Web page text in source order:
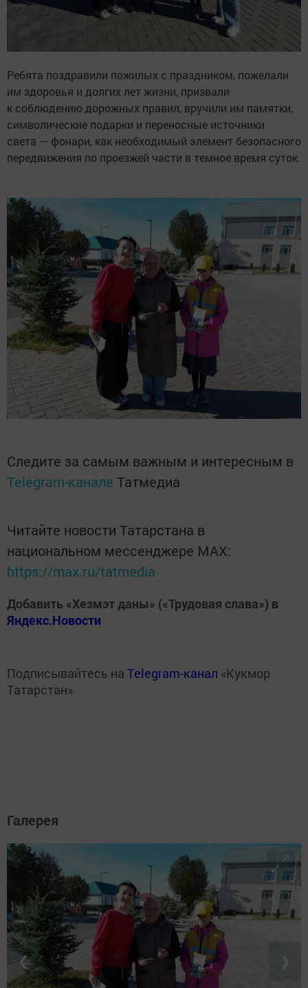
Ребята поздравили пожилых с праздником, пожелали
им здоровья и долгих лет жизни, призвали
к соблюдению дорожных правил, вручили им памятки,
символические подарки и переносные источники
света — фонари, как необходимый элемент безопасного
передвижения по проезжей части в темное время суток.
Следите за самым важным и интересным в
Telegram-канале Татмедиа
Читайте новости Татарстана в
национальном мессенджере MАХ:
https://max.ru/tatmedia
Добавить «Хезмэт даны» («Трудовая слава») в
Яндекс.Новости
Подписывайтесь на Telegram-канал «Кукмор
Татарстан»
Галерея
❮ ❯